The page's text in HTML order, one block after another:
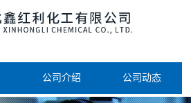
公司介绍 公司动态